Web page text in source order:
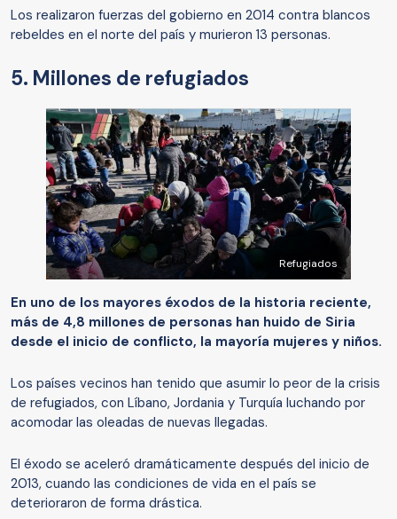
Los realizaron fuerzas del gobierno en 2014 contra blancos
rebeldes en el norte del país y murieron 13 personas.
5. Millones de refugiados
Refugiados
En uno de los mayores éxodos de la historia reciente,
más de 4,8 millones de personas han huido de Siria
desde el inicio de conflicto, la mayoría mujeres y niños.
Los países vecinos han tenido que asumir lo peor de la crisis
de refugiados, con Líbano, Jordania y Turquía luchando por
acomodar las oleadas de nuevas llegadas.
El éxodo se aceleró dramáticamente después del inicio de
2013, cuando las condiciones de vida en el país se
deterioraron de forma drástica.